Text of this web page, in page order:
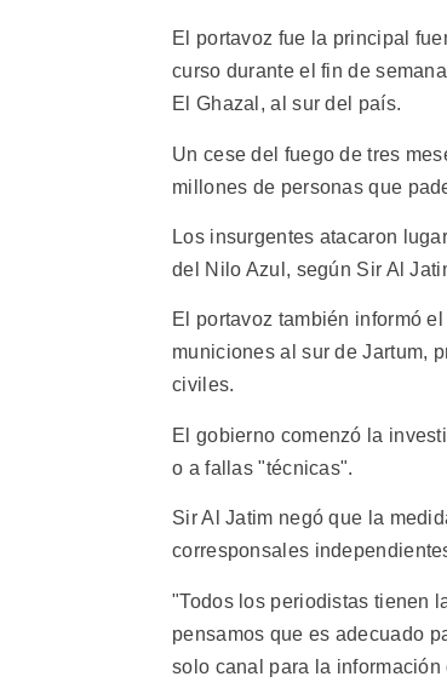
El portavoz fue la principal
curso durante el fin de
El Ghazal, al sur del país.
Un cese del fuego de tres
millones de personas que
Los insurgentes atacaron
del Nilo Azul, según Sir Al
El portavoz también informó
municiones al sur de Jartum,
civiles.
El gobierno comenzó la
o a fallas "técnicas".
Sir Al Jatim negó que la
corresponsales
"Todos los periodistas tienen
pensamos que es adecuado
solo canal para la